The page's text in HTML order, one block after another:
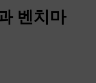
벤치마